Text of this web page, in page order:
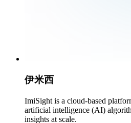
伊米西
ImiSight is a cloud-based
artificial intelligence (AI)
insights at scale.